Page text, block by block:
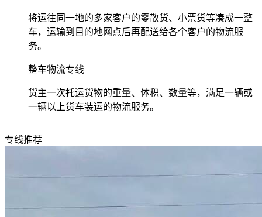
将运往同一地的多家客户的零散货、小票货等凑成一整
车，运输到目的地网点后再配送给各个客户的物流服
务。
整车物流专线
货主一次托运货物的重量、体积、数量等，满足一辆或
一辆以上货车装运的物流服务。
专线推荐